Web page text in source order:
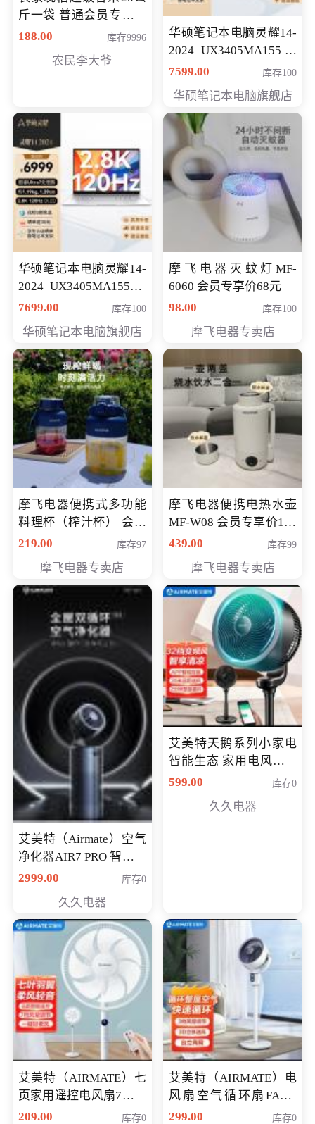
斤一袋 普通会员专享价
格178元
188.00 库存9996
农民李大爷
华硕笔记本电脑灵耀14-
2024 UX3405MA155冰
川银 oled 智慧轻薄本 会
7599.00 库存100
华硕笔记本电脑旗舰店
华硕笔记本电脑灵耀14-
2024 UX3405MA155夜
空蓝 oled 智慧轻薄本 会
7699.00 库存100
华硕笔记本电脑旗舰店
摩飞电器灭蚊灯MF-
6060 会员专享价68元
98.00
库存100
摩飞电器专卖店
摩飞电器便携式多功能
料理杯（榨汁杯） 会员
专享价118元
219.00 库存97
摩飞电器专卖店
摩飞电器便携电热水壶
MF-W08 会员专享价198
元
439.00 库存99
摩飞电器专卖店
艾美特（Airmate）空气
净化器AIR7 PRO 智能全
屋空气循环负离子旗舰
2999.00 库存0
久久电器
艾美特天鹅系列小家电
智能生态 家用电风扇直
流变频节能轻音空气循
鹅，白天鹅智能)
599.00 库存0
久久电器
艾美特（AIRMATE）七
页家用遥控电风扇7档风
量空气循环摇头立式落
209.00 库存0
艾美特（AIRMATE）电
风扇空气循环扇FA18-
X168
299.00 库存0